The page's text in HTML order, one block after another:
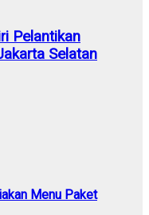
Pelantikan
Selatan
Menu Paket